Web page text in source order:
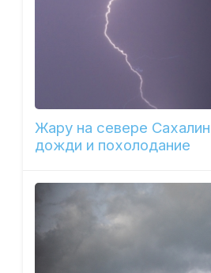
Жару на севере
дожди и похолодание